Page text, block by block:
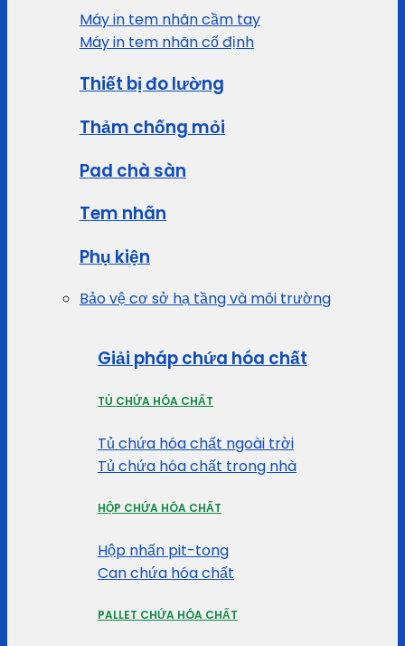
Máy in tem nhãn cầm tay
Máy in tem nhãn cố định
Thiết bị đo lường
Thảm chống mỏi
Pad chà sàn
Tem nhãn
Phụ kiện
Bảo vệ cơ sở hạ tầng và môi trường
Giải pháp chứa hóa chất
TỦ CHỨA HÓA CHẤT
Tủ chứa hóa chất ngoài trời
Tủ chứa hóa chất trong nhà
HỘP CHỨA HÓA CHẤT
Hộp nhấn pit-tong
Can chứa hóa chất
PALLET CHỨA HÓA CHẤT